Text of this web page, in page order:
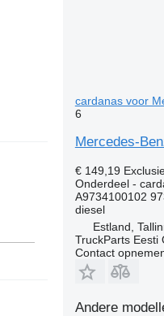
cardanas voor
6
Mercedes-
€ 149,19
Onderdeel -
A9734100102
diesel
Estland,
TruckParts Eesti
Contact
Andere